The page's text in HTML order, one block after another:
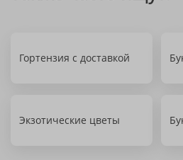
Гортензия с доставкой
Экзотические цветы